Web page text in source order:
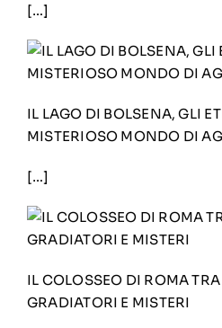
[…]
IL LAGO DI BOLSENA, GLI
MISTERIOSO MONDO DI
[…]
IL COLOSSEO DI ROMA
GRADIATORI E MISTERI